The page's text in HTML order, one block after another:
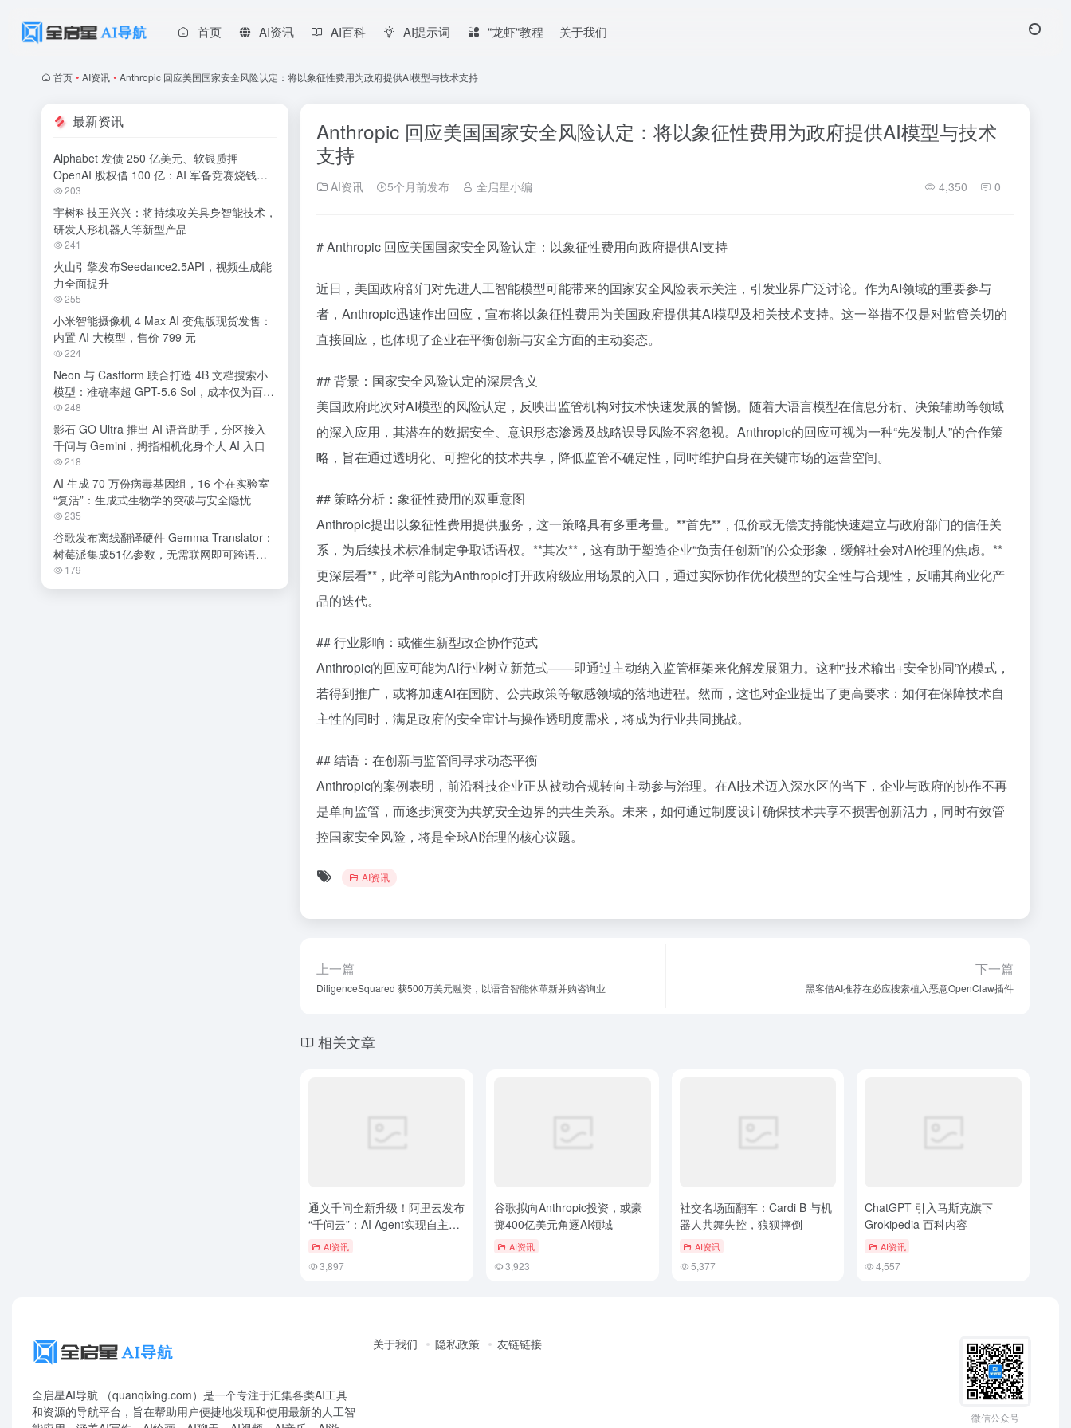
首页 AI资讯 AI百科 AI提示词 “龙虾“教程 关于我们
首页 • AI资讯 • Anthropic 回应美国国家安全风险认定：将以象征性费用为政府提供AI模型与技术支持
Anthropic 回应美国国家安全风险认定：将以象征性费用为政府提供AI模型与技术
支持
AI资讯 5个月前发布 全启星小编 4,350 0
# Anthropic 回应美国国家安全风险认定：以象征性费用向政府提供AI支持
近日，美国政府部门对先进人工智能模型可能带来的国家安全风险表示关注，引发业界广泛讨论。作为AI领域的重要参与
者，Anthropic迅速作出回应，宣布将以象征性费用为美国政府提供其AI模型及相关技术支持。这一举措不仅是对监管关切的
直接回应，也体现了企业在平衡创新与安全方面的主动姿态。
## 背景：国家安全风险认定的深层含义
美国政府此次对AI模型的风险认定，反映出监管机构对技术快速发展的警惕。随着大语言模型在信息分析、决策辅助等领域
的深入应用，其潜在的数据安全、意识形态渗透及战略误导风险不容忽视。Anthropic的回应可视为一种“先发制人”的合作策
略，旨在通过透明化、可控化的技术共享，降低监管不确定性，同时维护自身在关键市场的运营空间。
## 策略分析：象征性费用的双重意图
Anthropic提出以象征性费用提供服务，这一策略具有多重考量。**首先**，低价或无偿支持能快速建立与政府部门的信任关
系，为后续技术标准制定争取话语权。**其次**，这有助于塑造企业“负责任创新”的公众形象，缓解社会对AI伦理的焦虑。**
更深层看**，此举可能为Anthropic打开政府级应用场景的入口，通过实际协作优化模型的安全性与合规性，反哺其商业化产
品的迭代。
## 行业影响：或催生新型政企协作范式
Anthropic的回应可能为AI行业树立新范式——即通过主动纳入监管框架来化解发展阻力。这种“技术输出+安全协同”的模式，
若得到推广，或将加速AI在国防、公共政策等敏感领域的落地进程。然而，这也对企业提出了更高要求：如何在保障技术自
主性的同时，满足政府的安全审计与操作透明度需求，将成为行业共同挑战。
## 结语：在创新与监管间寻求动态平衡
Anthropic的案例表明，前沿科技企业正从被动合规转向主动参与治理。在AI技术迈入深水区的当下，企业与政府的协作不再
是单向监管，而逐步演变为共筑安全边界的共生关系。未来，如何通过制度设计确保技术共享不损害创新活力，同时有效管
控国家安全风险，将是全球AI治理的核心议题。
AI资讯
上一篇
DiligenceSquared 获500万美元融资，以语音智能体革新并购咨询业
下一篇
黑客借AI推荐在必应搜索植入恶意OpenClaw插件
相关文章
通义千问全新升级！阿里云发布
“千问云”：AI Agent实现自主上
云 AI资讯
3,897
谷歌拟向Anthropic投资，或豪
掷400亿美元角逐AI领域
AI资讯
3,923
社交名场面翻车：Cardi B 与机
器人共舞失控，狼狈摔倒
AI资讯
5,377
ChatGPT 引入马斯克旗下
Grokipedia 百科内容
AI资讯
4,557
最新资讯
Alphabet 发债 250 亿美元、软银质押
OpenAI 股权借 100 亿：AI 军备竞赛烧钱无
休止
203
宇树科技王兴兴：将持续攻关具身智能技术，
研发人形机器人等新型产品
241
火山引擎发布Seedance2.5API，视频生成能
力全面提升
255
小米智能摄像机 4 Max AI 变焦版现货发售：
内置 AI 大模型，售价 799 元
224
Neon 与 Castform 联合打造 4B 文档搜索小
模型：准确率超 GPT-5.6 Sol，成本仅为百分
之一
248
影石 GO Ultra 推出 AI 语音助手，分区接入
千问与 Gemini，拇指相机化身个人 AI 入口
218
AI 生成 70 万份病毒基因组，16 个在实验室
“复活”：生成式生物学的突破与安全隐忧
235
谷歌发布离线翻译硬件 Gemma Translator：
树莓派集成51亿参数，无需联网即可跨语种
交流
179
全启星AI导航 （quanqixing.com）是一个专注于汇集各类AI工具
和资源的导航平台，旨在帮助用户便捷地发现和使用最新的人工智
关于我们 隐私政策 友链链接
微信公众号